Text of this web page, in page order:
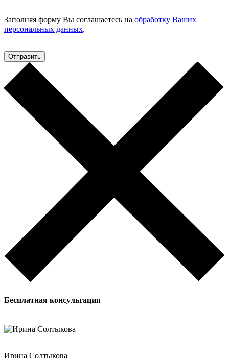
Заполняя форму Вы соглашаетесь на обработку Ваших
персональных данных.
Отправить
Бесплатная консультация
Ирина Солтыкова